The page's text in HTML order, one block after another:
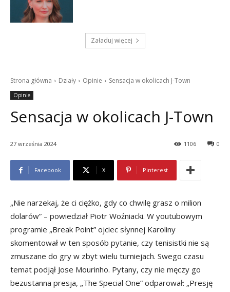
Załaduj więcej